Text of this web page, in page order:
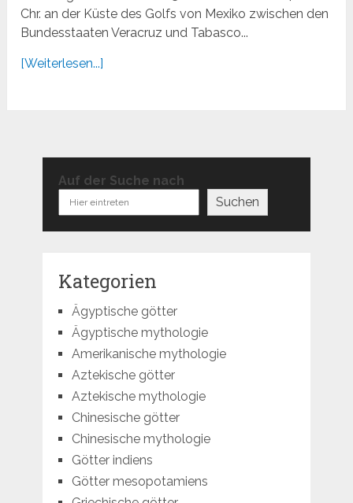
Chr. an der Küste des Golfs von Mexiko zwischen den
Bundesstaaten Veracruz und Tabasco...
[Weiterlesen...]
Auf der Suche nach
Suchen
Kategorien
Ägyptische götter
Ägyptische mythologie
Amerikanische mythologie
Aztekische götter
Aztekische mythologie
Chinesische götter
Chinesische mythologie
Götter indiens
Götter mesopotamiens